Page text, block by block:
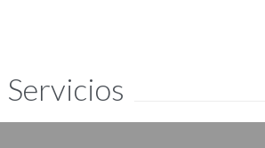
Servicios